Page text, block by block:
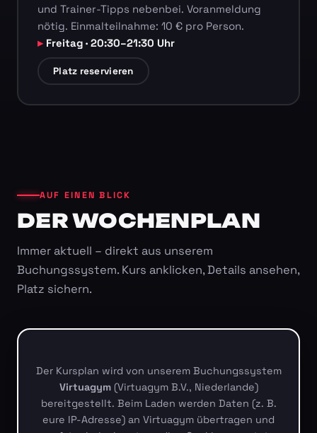
und Trainer-Tipps nebenbei. Voranmeldung
nötig. Einmalteilnahme: 10 € pro Person.
Freitag · 20:30–21:30 Uhr
Platz reservieren
AUF EINEN BLICK
DER WOCHENPLAN
Immer aktuell – direkt aus unserem
Buchungssystem. Kurs anklicken, Details ansehen,
Platz sichern.
Der Kursplan wird von unserem Buchungssystem
Virtuagym(Virtuagym B.V., Niederlande)
bereitgestellt. Beim Laden werden Daten (z. B.
eure IP-Adresse) an Virtuagym übertragen und